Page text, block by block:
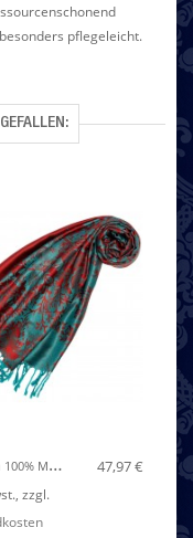
pflegeleicht.
H
Alstuch 100% Modal Rot Türkis Floral LORENZO CANA 47,97 €
, zzgl.